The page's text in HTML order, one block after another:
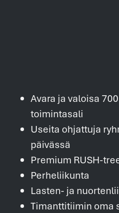
Avara ja valoisa
toimintasali
Useita ohjattuja
päivässä
Premium RUSH-
Perheliikunta
Lasten- ja
Timanttitiimin oma